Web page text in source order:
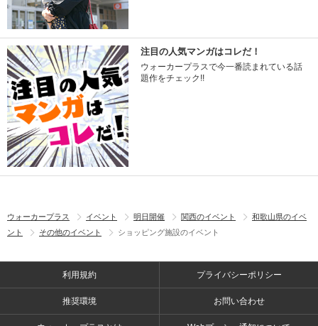
注目の人気マンガはコレだ！
ウォーカープラスで今一番読まれている話
題作をチェック!!
ウォーカープラス イベント 明日開催 関西のイベント
和歌山県のイベ
ント
その他のイベント ショッピング施設のイベント
利用規約 プライバシーポリシー
推奨環境 お問い合わせ